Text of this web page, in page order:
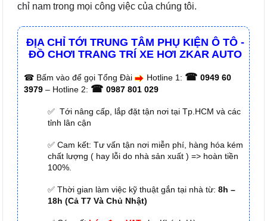
chỉ nam trong mọi công việc của chúng tôi.
ĐỊA CHỈ TỚI TRUNG TÂM PHỤ KIỆN Ô TÔ -
ĐỒ CHƠI TRANG TRÍ XE HƠI ZKAR AUTO
☎ Bấm vào để gọi Tổng Đài Hotline 1: ☎ 0949 60
3979 – Hotline 2: ☎ 0987 801 029
✅ Tới nâng cấp, lắp đặt tận nơi tại Tp.HCM và các
tỉnh lân cận
✅ Cam kết: Tư vấn tận nơi miễn phí, hàng hóa kém
chất lượng ( hay lỗi do nhà sản xuất ) => hoàn tiền
100%.
✅ Thời gian làm việc kỹ thuật gắn tại nhà từ: 8h –
18h (Cả T7 Và Chủ Nhật)